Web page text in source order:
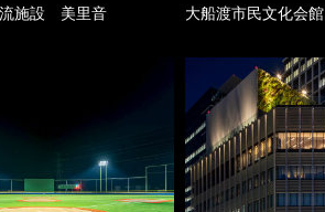
施設 美里音 大船渡市民文化会館